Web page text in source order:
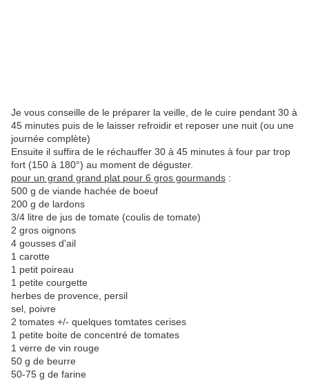
Je vous conseille de le préparer la veille, de le cuire pendant 30 à
45 minutes puis de le laisser refroidir et reposer une nuit (ou une
journée complète)
Ensuite il suffira de le réchauffer 30 à 45 minutes à four par trop
fort (150 à 180°) au moment de déguster.
pour un grand grand plat pour 6 gros gourmands :
500 g de viande hachée de boeuf
200 g de lardons
3/4 litre de jus de tomate (coulis de tomate)
2 gros oignons
4 gousses d'ail
1 carotte
1 petit poireau
1 petite courgette
herbes de provence, persil
sel, poivre
2 tomates +/- quelques tomtates cerises
1 petite boite de concentré de tomates
1 verre de vin rouge
50 g de beurre
50-75 g de farine